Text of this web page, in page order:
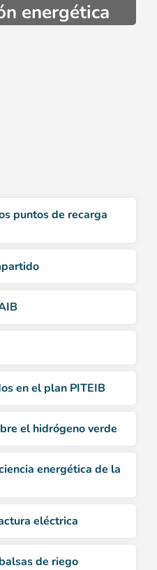
energética
puntos de recarga
en el plan PITEIB
el hidrógeno verde
energética de la
eléctrica
de riego